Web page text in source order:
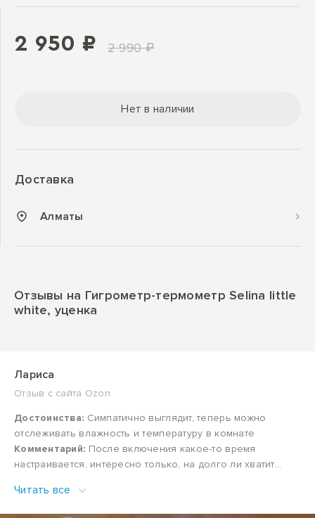
2 950 ₽ 2 990 ₽
Нет в наличии
Доставка
Алматы
Отзывы на Гигрометр-термометр Selina little
white, уценка
Лариса
Отзыв с сайта Ozon
Достоинства: Симпатично выглядит, теперь можно
отслеживать влажность и температуру в комнате
Комментарий: После включения какое-то время
настраивается, интересно только, на долго ли хватит
Читать все